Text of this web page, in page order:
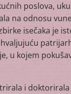
poslova,
na odnosu
isečaka je
u kojem
i